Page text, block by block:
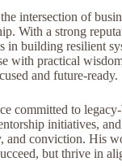
intersection of
With a strong
in building resilient
with practical
and future-ready.
committed to
initiatives,
and conviction. His
but thrive in